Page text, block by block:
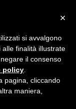
DANZATORI,
a
×
si avvalgono
finalità illustrate
il consenso
policy
pagina, cliccando
maniera,